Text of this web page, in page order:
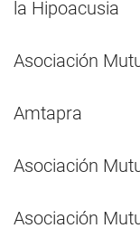
la Hipoacusia
Asociación
Amtapra
Asociación
Asociación